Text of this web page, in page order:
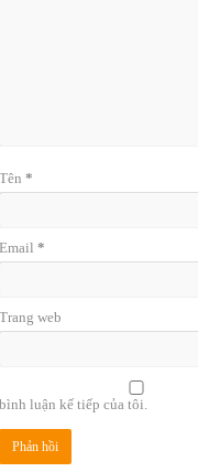
Tên *
Email *
Trang web
bình luận kế tiếp của tôi.